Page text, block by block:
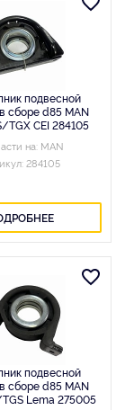
подвесной
сборе d85 MAN
TGX CEI 284105
на: MAN
284105
подвесной
сборе d85 MAN
Lema 275005